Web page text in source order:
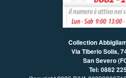
Collection
Via Tiberio Solis,
San Severo
Tel: 0882